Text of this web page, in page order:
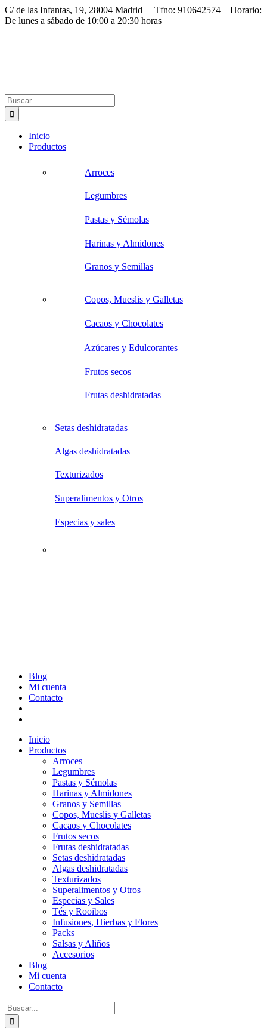
Saltar
al
C/ de las Infantas, 19, 28004 Madrid Tfno: 910642574 Horario:
De lunes a sábado de 10:00 a 20:30 horas
Buscar:
Inicio
Productos
Arroces
Legumbres
Pastas y Sémolas
Harinas y Almidones
Granos y Semillas
Copos, Mueslis y Galletas
Cacaos y Chocolates
Azúcares y Edulcorantes
Frutos secos
Frutas deshidratadas
Setas deshidratadas
Algas deshidratadas
Texturizados
Superalimentos y Otros
Especias y sales
Blog
Mi cuenta
Contacto
Inicio
Productos
Arroces
Legumbres
Pastas y Sémolas
Harinas y Almidones
Granos y Semillas
Copos, Mueslis y Galletas
Cacaos y Chocolates
Frutos secos
Frutas deshidratadas
Setas deshidratadas
Algas deshidratadas
Texturizados
Superalimentos y Otros
Especias y Sales
Tés y Rooibos
Infusiones, Hierbas y Flores
Packs
Salsas y Aliños
Accesorios
Blog
Mi cuenta
Contacto
Buscar: